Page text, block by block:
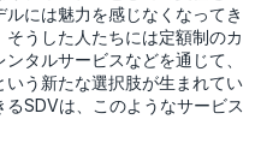
には魅力を感じなくなってき
うした人たちには定額制のカ
タルサービスなどを通じて、
う新たな選択肢が生まれてい
SDVは、このようなサービス